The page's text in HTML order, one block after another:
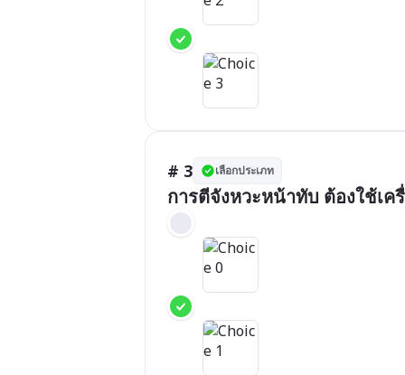
# 3 เลือกประเภท
การตีจังหวะหน้าทับ ต้องใช้เ